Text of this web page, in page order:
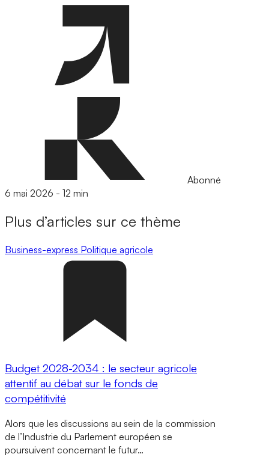
Abonné
6 mai 2026 - 12 min
Plus d’articles sur ce thème
Business-express Politique agricole
Budget 2028-2034 : le secteur agricole
attentif au débat sur le fonds de
compétitivité
Alors que les discussions au sein de la commission
de l’Industrie du Parlement européen se
poursuivent concernant le futur…